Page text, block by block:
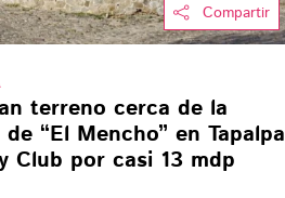
Compartir
terreno cerca de la
“El Mencho” en Tapalpa
Club por casi 13 mdp